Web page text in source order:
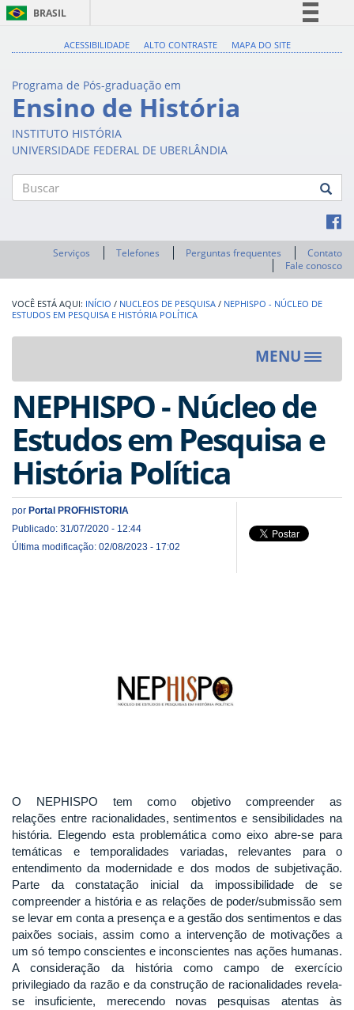
BRASIL
Acesso à informação
ACESSIBILIDADE ALTO CONTRASTE MAPA DO SITE
Programa de Pós-graduação em
Ensino de História
INSTITUTO HISTÓRIA
UNIVERSIDADE FEDERAL DE UBERLÂNDIA
Serviços Telefones Perguntas frequentes
Contato
Fale conosco
INÍCIO / NUCLEOS DE PESQUISA / NEPHISPO - NÚCLEO DE
ESTUDOS EM PESQUISA E HISTÓRIA POLÍTICA
MENU
Toggle
NEPHISPO - Núcleo de
Estudos em Pesquisa e
História Política
por Portal PROFHISTORIA
Publicado: 31/07/2020 - 12:44
Última modificação: 02/08/2023 - 17:02
O NEPHISPO tem como objetivo compreender as
relações entre racionalidades, sentimentos e sensibilidades na
história. Elegendo esta problemática como eixo abre-se para
temáticas e temporalidades variadas, relevantes para o
entendimento da modernidade e dos modos de subjetivação.
Parte da constatação inicial da impossibilidade de se
compreender a história e as relações de poder/submissão sem
se levar em conta a presença e a gestão dos sentimentos e das
paixões sociais, assim como a intervenção de motivações a
um só tempo conscientes e inconscientes nas ações humanas.
A consideração da história como campo de exercício
privilegiado da razão e da construção de racionalidades revela-
se insuficiente, merecendo novas pesquisas atentas às